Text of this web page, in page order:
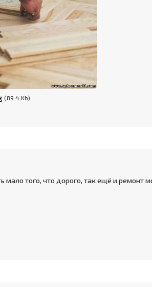
(89.4 Kb)
мало того, что дорого, так ещё и ремонт